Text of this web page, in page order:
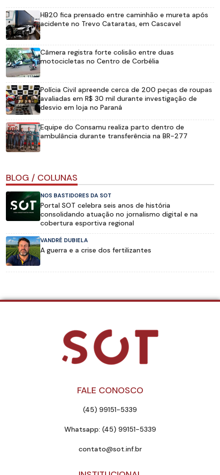
HB20 fica prensado entre caminhão e mureta após
acidente no Trevo Cataratas, em Cascavel
Câmera registra forte colisão entre duas
motocicletas no Centro de Corbélia
Polícia Civil apreende cerca de 200 peças de roupas
avaliadas em R$ 30 mil durante investigação de
desvio em loja no Paraná
Equipe do Consamu realiza parto dentro de
ambulância durante transferência na BR-277
BLOG / COLUNAS
NOS BASTIDORES DA SOT
Portal SOT celebra seis anos de história
consolidando atuação no jornalismo digital e na
cobertura esportiva regional
VANDRÉ DUBIELA
A guerra e a crise dos fertilizantes
FALE CONOSCO
(45) 99151-5339
Whatsapp: (45) 99151-5339
contato@sot.inf.br